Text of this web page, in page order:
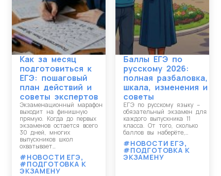
Как за месяц
подготовиться к
ЕГЭ: пошаговый
план действий и
советы экспертов
Экзаменационный марафон
выходит на финишную
прямую. Когда до первых
экзаменов остается всего
30 дней, многих
выпускников школ
охватывает…
#НОВОСТИ ЕГЭ,
#ПОДГОТОВКА К
ЭКЗАМЕНУ
Баллы ЕГЭ по
русскому 2026:
полная разбаловка,
шкала, изменения и
советы
ЕГЭ по русскому языку –
обязательный экзамен для
каждого выпускника 11
класса. От того, сколько
баллов вы наберёте,…
#НОВОСТИ ЕГЭ,
#ПОДГОТОВКА К
ЭКЗАМЕНУ